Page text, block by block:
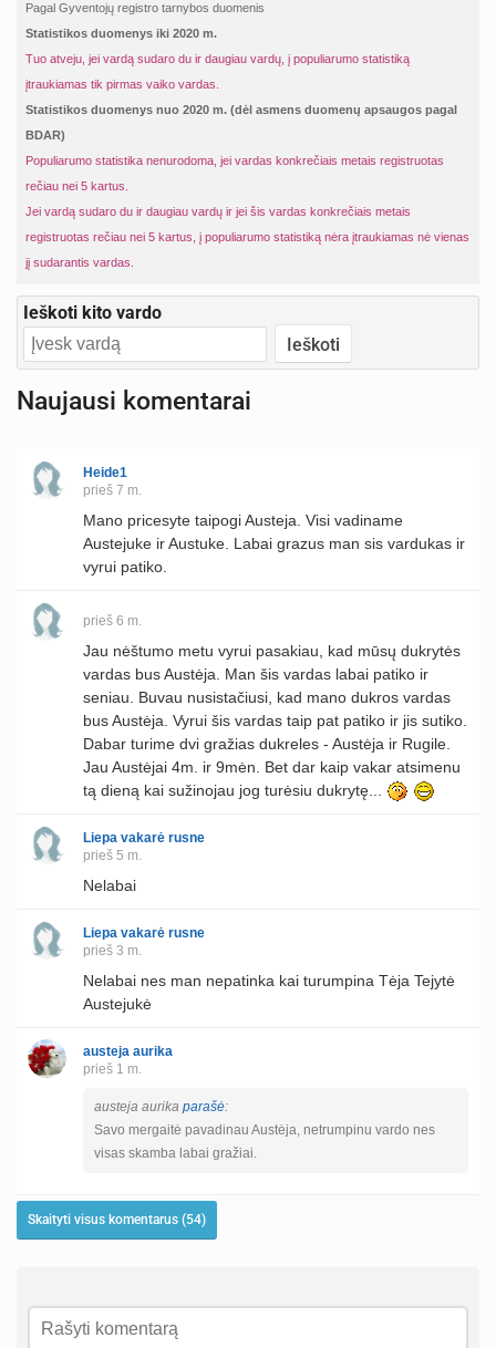
Pagal Gyventojų registro tarnybos duomenis
Statistikos duomenys iki 2020 m.
Tuo atveju, jei vardą sudaro du ir daugiau vardų, į populiarumo statistiką
įtraukiamas tik pirmas vaiko vardas.
Statistikos duomenys nuo 2020 m. (dėl asmens duomenų apsaugos pagal
BDAR)
Populiarumo statistika nenurodoma, jei vardas konkrečiais metais registruotas
rečiau nei 5 kartus.
Jei vardą sudaro du ir daugiau vardų ir jei šis vardas konkrečiais metais
registruotas rečiau nei 5 kartus, į populiarumo statistiką nėra įtraukiamas nė vienas
jį sudarantis vardas.
Ieškoti kito vardo
Naujausi komentarai
Heide1
prieš 7 m.
Mano pricesyte taipogi Austeja. Visi vadiname
Austejuke ir Austuke. Labai grazus man sis vardukas ir
vyrui patiko.
prieš 6 m.
Jau nėštumo metu vyrui pasakiau, kad mūsų dukrytės
vardas bus Austėja. Man šis vardas labai patiko ir
seniau. Buvau nusistačiusi, kad mano dukros vardas
bus Austėja. Vyrui šis vardas taip pat patiko ir jis sutiko.
Dabar turime dvi gražias dukreles - Austėja ir Rugile.
Jau Austėjai 4m. ir 9mėn. Bet dar kaip vakar atsimenu
tą dieną kai sužinojau jog turėsiu dukrytę...
Liepa vakarė rusne
prieš 5 m.
Nelabai
Liepa vakarė rusne
prieš 3 m.
Nelabai nes man nepatinka kai turumpina Tėja Tejytė
Austejukė
austeja aurika
prieš 1 m.
austeja aurika parašė:
Savo mergaitė pavadinau Austėja, netrumpinu vardo nes
visas skamba labai gražiai.
Skaityti visus komentarus (54)